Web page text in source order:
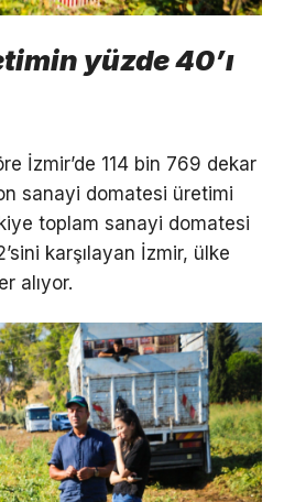
yüzde 40’ı
İzmir’de 114 bin 769 dekar
sanayi domatesi üretimi
toplam sanayi domatesi
karşılayan İzmir, ülke
alıyor.